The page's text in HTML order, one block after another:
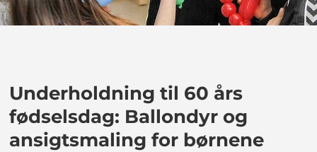
Underholdning til 60 års
fødselsdag: Ballondyr og
ansigtsmaling for børnene